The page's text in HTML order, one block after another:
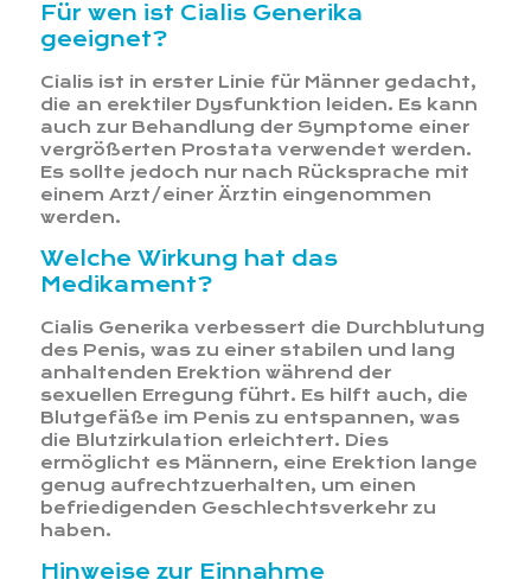
Für wen ist Cialis Generika
geeignet?
Cialis ist in erster Linie für Männer gedacht,
die an erektiler Dysfunktion leiden. Es kann
auch zur Behandlung der Symptome einer
vergrößerten Prostata verwendet werden.
Es sollte jedoch nur nach Rücksprache mit
einem Arzt/einer Ärztin eingenommen
werden.
Welche Wirkung hat das
Medikament?
Cialis Generika verbessert die Durchblutung
des Penis, was zu einer stabilen und lang
anhaltenden Erektion während der
sexuellen Erregung führt. Es hilft auch, die
Blutgefäße im Penis zu entspannen, was
die Blutzirkulation erleichtert. Dies
ermöglicht es Männern, eine Erektion lange
genug aufrechtzuerhalten, um einen
befriedigenden Geschlechtsverkehr zu
haben.
Hinweise zur Einnahme